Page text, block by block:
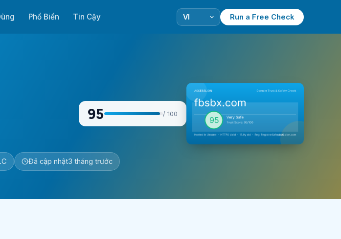
Phổ Biến Tin Cậy Run a Free Check
95 / 100
Đã cập nhật3 tháng trước